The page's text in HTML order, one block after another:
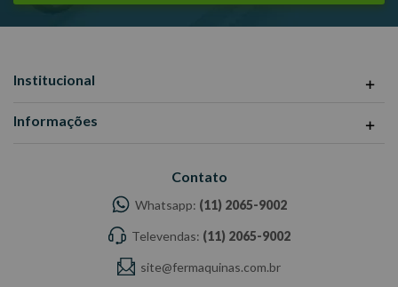
1 Prateleira no compartimento;
Chave Reserva.
Dimensões CxLxA (mm): 650x410x850
Garantia: 6 meses
-Todas as informações divulgadas são de responsabilidade do
Fabricante/ Fornecedor.
Institucional
Informações
Contato
Whatsapp: (11) 2065-9002
Televendas: (11) 2065-9002
site@fermaquinas.com.br